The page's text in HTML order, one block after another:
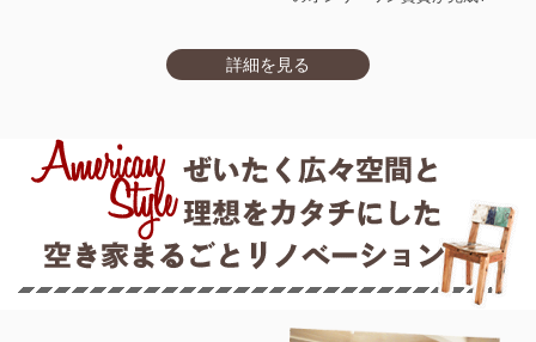
詳細を見る